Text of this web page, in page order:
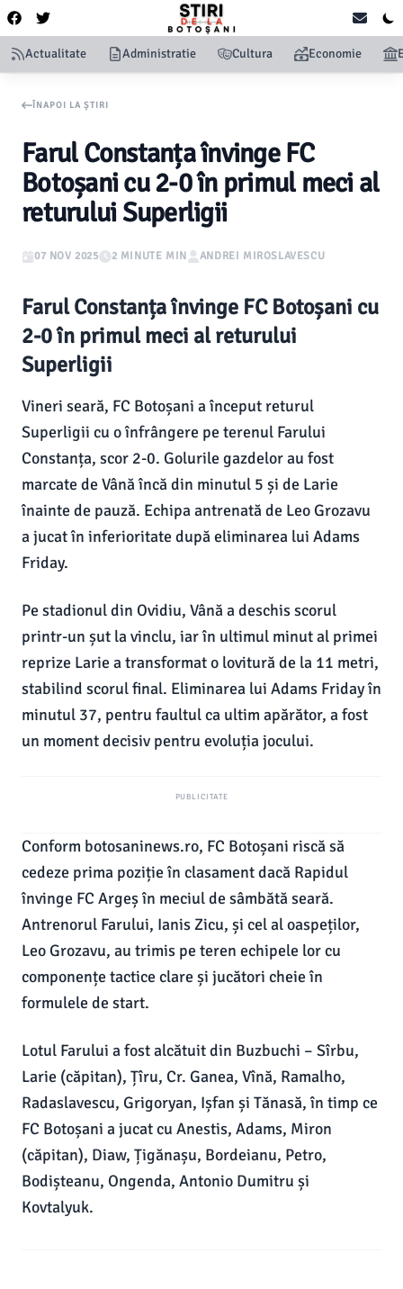
Actualitate Administratie Cultura Economie
ÎNAPOI LA ȘTIRI
Farul Constanța învinge FC
Botoșani cu 2-0 în primul meci al
returului Superligii
07 NOV 2025 2 MINUTE MIN ANDREI MIROSLAVESCU
Farul Constanța învinge FC Botoșani cu
2-0 în primul meci al returului
Superligii
Vineri seară, FC Botoșani a început returul
Superligii cu o înfrângere pe terenul Farului
Constanța, scor 2-0. Golurile gazdelor au fost
marcate de Vână încă din minutul 5 și de Larie
înainte de pauză. Echipa antrenată de Leo Grozavu
a jucat în inferioritate după eliminarea lui Adams
Friday.
Pe stadionul din Ovidiu, Vână a deschis scorul
printr-un șut la vinclu, iar în ultimul minut al primei
reprize Larie a transformat o lovitură de la 11 metri,
stabilind scorul final. Eliminarea lui Adams Friday în
minutul 37, pentru faultul ca ultim apărător, a fost
un moment decisiv pentru evoluția jocului.
PUBLICITATE
Conform botosaninews.ro, FC Botoșani riscă să
cedeze prima poziție în clasament dacă Rapidul
învinge FC Argeș în meciul de sâmbătă seară.
Antrenorul Farului, Ianis Zicu, și cel al oaspeților,
Leo Grozavu, au trimis pe teren echipele lor cu
componențe tactice clare și jucători cheie în
formulele de start.
Lotul Farului a fost alcătuit din Buzbuchi – Sîrbu,
Larie (căpitan), Țîru, Cr. Ganea, Vînă, Ramalho,
Radaslavescu, Grigoryan, Ișfan și Tănasă, în timp ce
FC Botoșani a jucat cu Anestis, Adams, Miron
(căpitan), Diaw, Țigănașu, Bordeianu, Petro,
Bodișteanu, Ongenda, Antonio Dumitru și
Kovtalyuk.